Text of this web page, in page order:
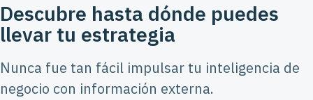
Descubre hasta dónde puedes
llevar tu estrategia
Nunca fue tan fácil impulsar tu inteligencia de
negocio con información externa.